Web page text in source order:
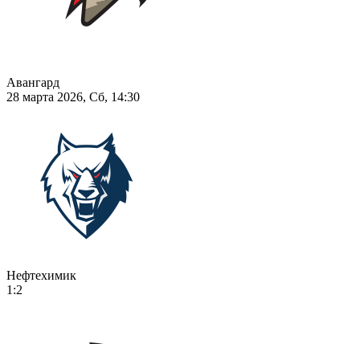
Авангард
28 марта 2026, Сб, 14:30
Нефтехимик
1:2